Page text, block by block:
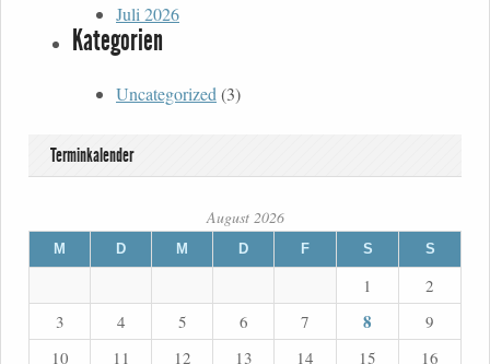
Juli 2026
Kategorien
Uncategorized(3)
Terminkalender
August 2026
M D M D F S S
1
2
3
4 5 6 7 8
9
10
11 12 13 14 15
16